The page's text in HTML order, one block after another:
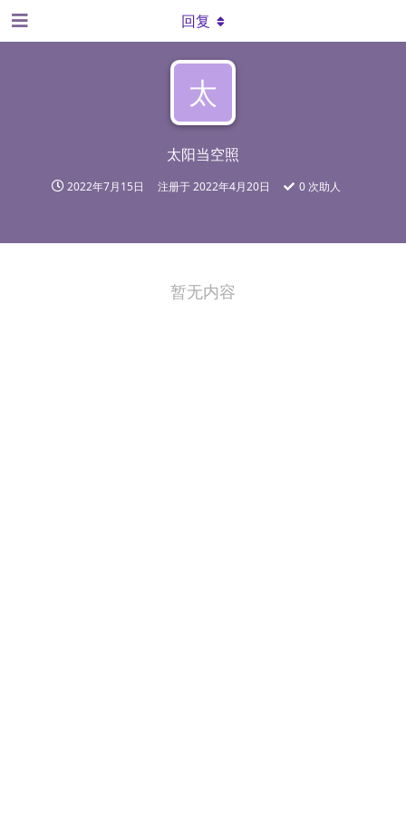
太
太阳当空照
2022年7月15日 注册于2022年4月20日 0 次助人
回复
暂无内容